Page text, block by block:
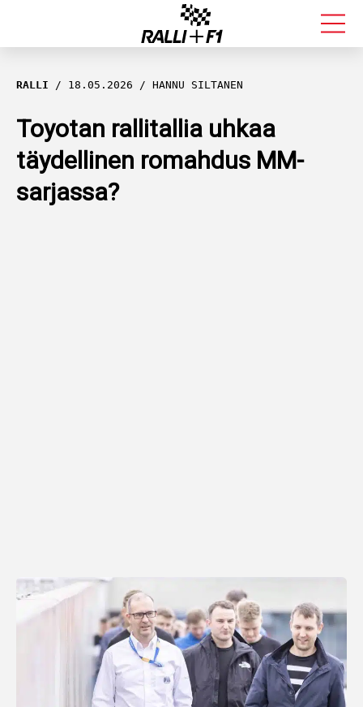
FORMULA 1
RALLI
KALLE ROVANPERÄ
VALTTERI BOTTAS
RALLI 18.05.2026 HANNU SILTANEN
Toyotan rallitallia uhkaa
täydellinen romahdus MM-
sarjassa?